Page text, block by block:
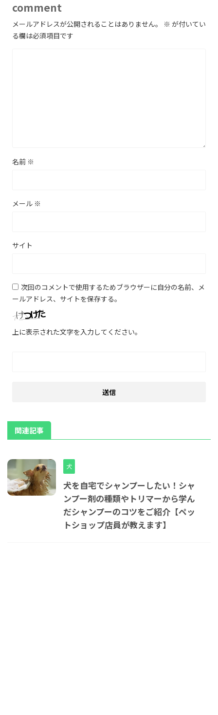
comment
メールアドレスが公開されることはありません。 ※ が付いてい
る欄は必須項目です
名前 ※
メール ※
サイト
次回のコメントで使用するためブラウザーに自分の名前、メ
ールアドレス、サイトを保存する。
上に表示された文字を入力してください。
関連記事
犬
犬を自宅でシャンプーしたい！シャ
ンプー剤の種類やトリマーから学ん
だシャンプーのコツをご紹介【ペッ
トショップ店員が教えます】